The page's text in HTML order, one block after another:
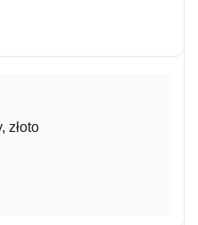
złoto